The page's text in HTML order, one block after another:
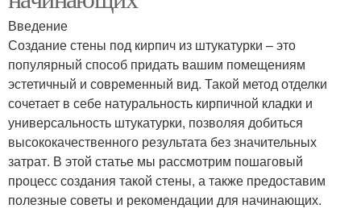
Введение
Создание стены под кирпич из штукатурки – это
популярный способ придать вашим помещениям
эстетичный и современный вид. Такой метод отделки
сочетает в себе натуральность кирпичной кладки и
универсальность штукатурки, позволяя добиться
высококачественного результата без значительных
затрат. В этой статье мы рассмотрим пошаговый
процесс создания такой стены, а также предоставим
полезные советы и рекомендации для начинающих.